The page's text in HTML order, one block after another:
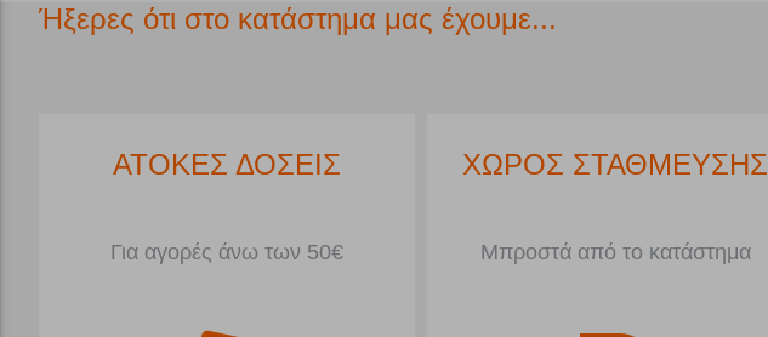
Ήξερες ότι στο κατάστημα μας έχουμε...
ΑΤΟΚΕΣ ΔΟΣΕΙΣ
Για αγορές άνω των 50€
ΧΩΡΟΣ ΣΤΑΘΜΕΥΣΗΣ
Μπροστά από το κατάστημα